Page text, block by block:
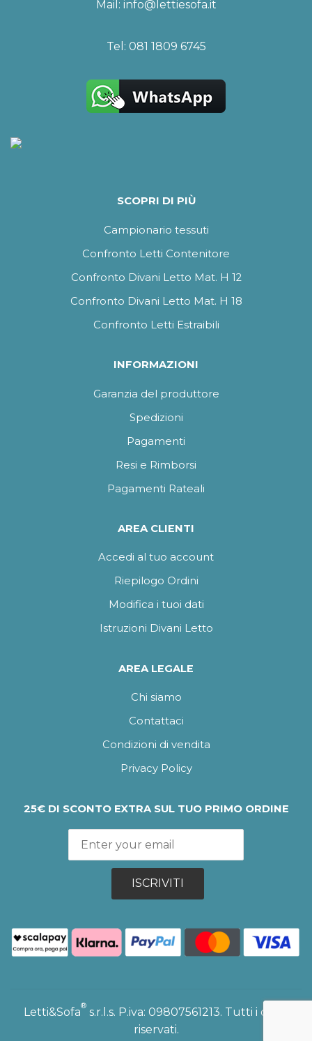
Mail: info@lettiesofa.it
Tel: 081 1809 6745
SCOPRI DI PIÙ
Campionario tessuti
Confronto Letti Contenitore
Confronto Divani Letto Mat. H 12
Confronto Divani Letto Mat. H 18
Confronto Letti Estraibili
INFORMAZIONI
Garanzia del produttore
Spedizioni
Pagamenti
Resi e Rimborsi
Pagamenti Rateali
AREA CLIENTI
Accedi al tuo account
Riepilogo Ordini
Modifica i tuoi dati
Istruzioni Divani Letto
AREA LEGALE
Chi siamo
Contattaci
Condizioni di vendita
Privacy Policy
25€ DI SCONTO EXTRA SUL TUO PRIMO ORDINE
ISCRIVITI
Letti&Sofa
®
s.r.l.s. P.iva: 09807561213. Tutti i diritti
riservati.